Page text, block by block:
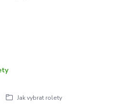
Jak vybrat rolety